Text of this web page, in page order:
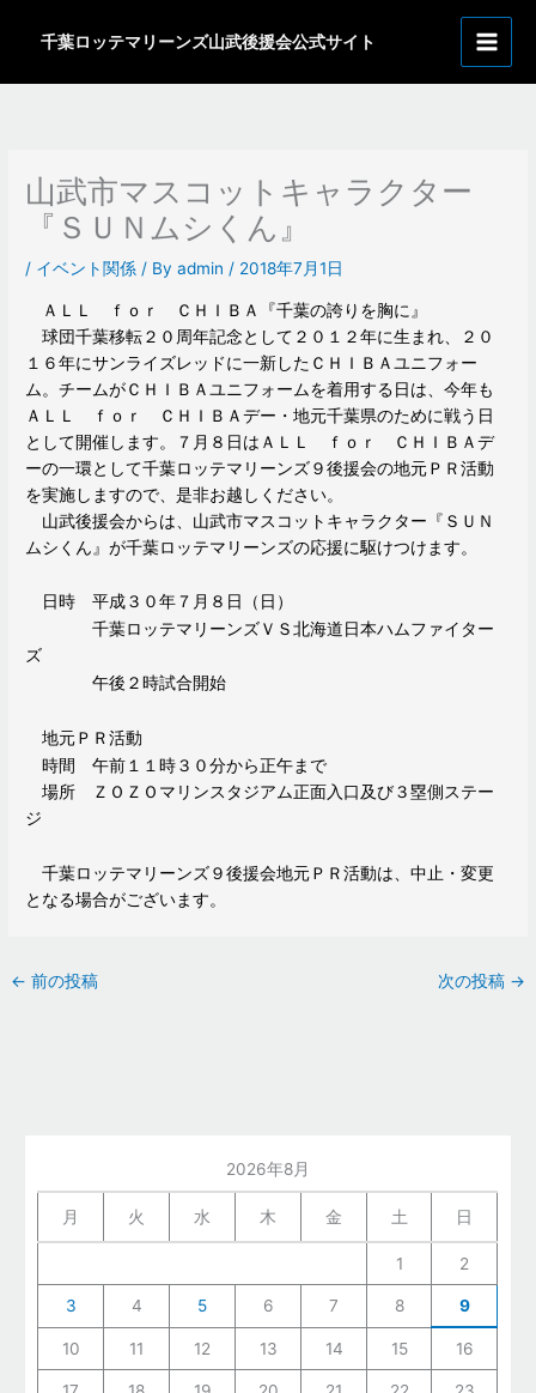
千葉ロッテマリーンズ山武後援会公式サイト
山武市マスコットキャラクター
『ＳＵＮムシくん』
/ イベント関係 / Byadmin/ 2018年7月1日
ＡＬＬ ｆｏｒ ＣＨＩＢＡ『千葉の誇りを胸に』
球団千葉移転２０周年記念として２０１２年に生まれ、２０
１６年にサンライズレッドに一新したＣＨＩＢＡユニフォー
ム。チームがＣＨＩＢＡユニフォームを着用する日は、今年も
ＡＬＬ ｆｏｒ ＣＨＩＢＡデー・地元千葉県のために戦う日
として開催します。７月８日はＡＬＬ ｆｏｒ ＣＨＩＢＡデ
ーの一環として千葉ロッテマリーンズ９後援会の地元ＰＲ活動
を実施しますので、是非お越しください。
山武後援会からは、山武市マスコットキャラクター『ＳＵＮ
ムシくん』が千葉ロッテマリーンズの応援に駆けつけます。
日時 平成３０年７月８日（日）
千葉ロッテマリーンズＶＳ北海道日本ハムファイター
ズ
午後２時試合開始
地元ＰＲ活動
時間 午前１１時３０分から正午まで
場所 ＺＯＺＯマリンスタジアム正面入口及び３塁側ステー
ジ
千葉ロッテマリーンズ９後援会地元ＰＲ活動は、中止・変更
となる場合がございます。
← 前の投稿 次の投稿 →
2026年8月
月 火 水 木 金 土 日
1 2
3 4 5 6 7 8 9
10 11 12 13 14 15 16
ー